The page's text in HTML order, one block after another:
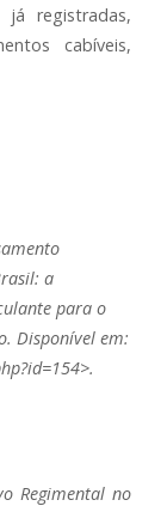
já registradas,
cabíveis,
a
para o
Disponível em:
Regimental no